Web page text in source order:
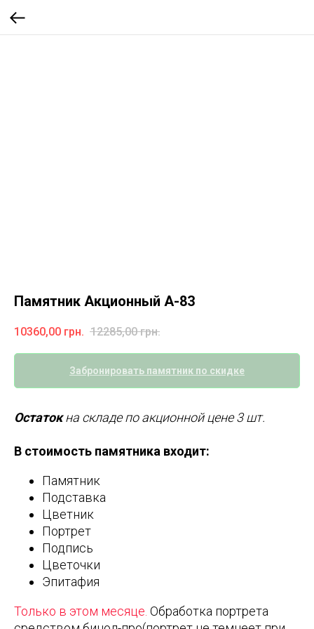
Памятник Акционный А-83
10360,00 грн. 12285,00 грн.
Забронировать памятник по скидке
Остатокна складе по акционной цене 3 шт.
В стоимость памятника входит:
Памятник
Подставка
Цветник
Портрет
Подпись
Цветочки
Эпитафия
Только в этом месяце. Обработка портрета